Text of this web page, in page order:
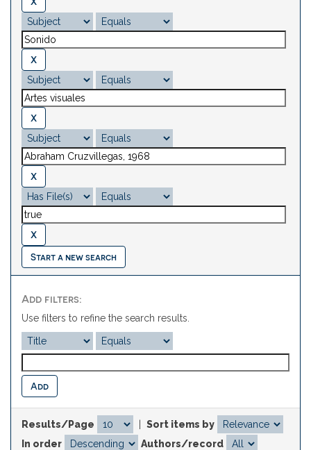
Start a new search
Add filters:
Use filters to refine the search results.
Results/Page
Sort items by
In order
Authors/record